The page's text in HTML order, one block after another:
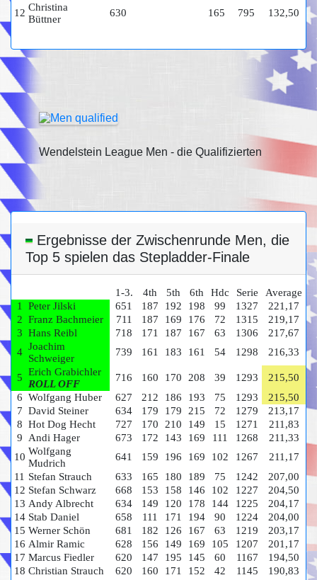
12 Christina
Büttner
630 165 795 132,50
Wendelstein League Men - die Qualifizierten
Ergebnisse der Zwischenrunde Men, die
Top 5 spielen das Stepladder-Finale
1-3. 4th 5th 6th Hdc Serie
Average
1
Peter Jilski 651 187 192 198 99 1327
221,17
2 Franz Bachmeier 711 187 169 176 72 1315
219,17
3 Hans Reibl 718 171 187 167 63 1306
217,67
4 Joachim
Schweiger
739 161 183 161 54 1298 216,33
5 Erich Grabichler
ROLL OFF
716 160 170 208 39 1293
215,50
6 Wolfgang Huber 627 212 186 193 75 1293
215,50
7 David Steiner 634 179 179 215 72 1279
213,17
8 Hot Dog Hecht 727 170 210 149 15 1271
211,83
9
Andi Hager 673 172 143 169 111 1268
211,33
10 Wolfgang
Mudrich
641 159 196 169 102 1267
211,17
11 Stefan Strauch 633 165 180 189 75 1242
207,00
12 Stefan Schwarz 668 153 158 146 102 1227
204,50
13 Andy Albrecht 634 149 120 178 144 1225
204,17
14 Stab Daniel 658 111 171 194 90 1224
204,00
15 Werner Schön 681 182 126 167 63 1219
203,17
16 Almir Ramic 628 156 149 169 105 1207
201,17
17 Marcus Fiedler 620 147 195 145 60 1167
194,50
18 Christian Strauch 620 160 171 152 42 1145
190,83